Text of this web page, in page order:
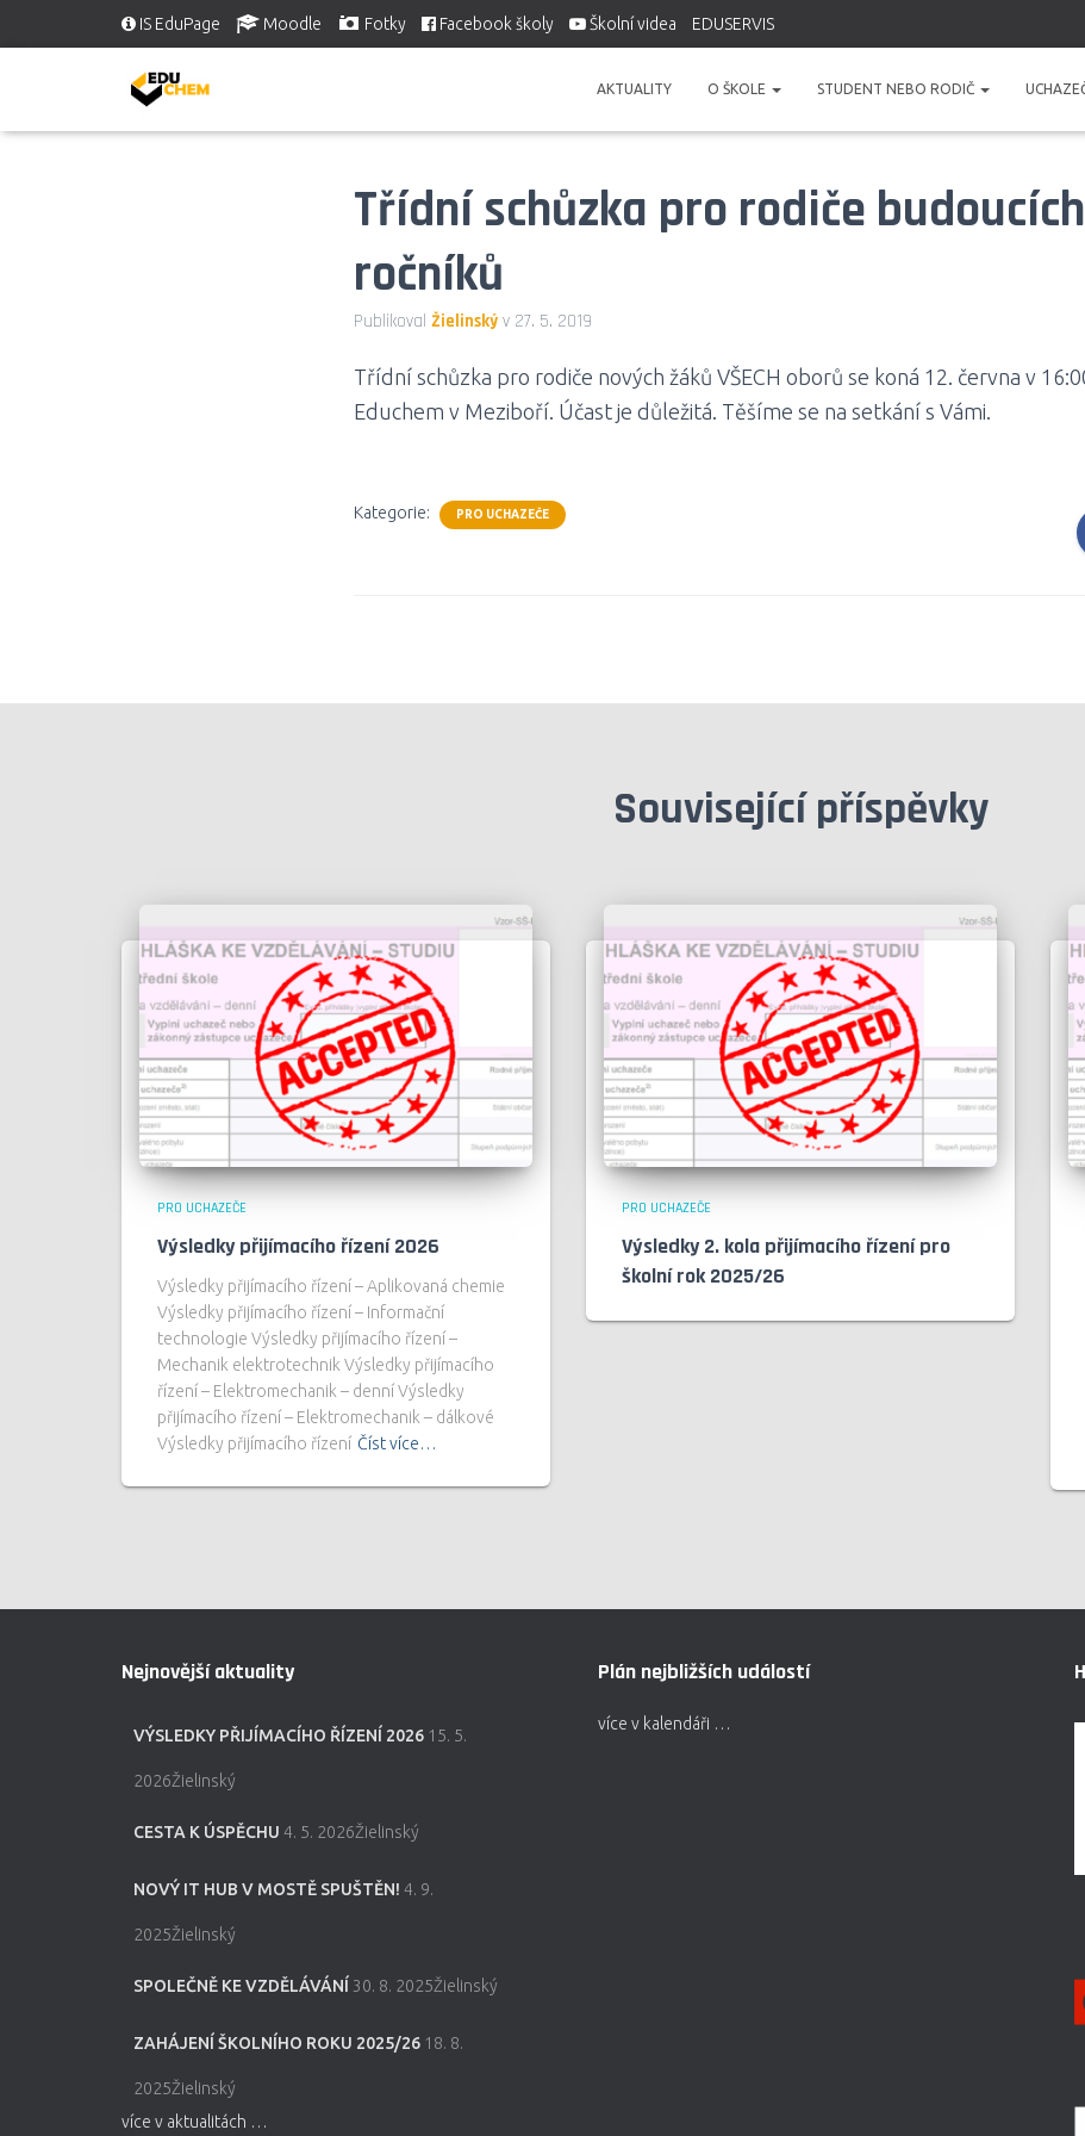
IS EduPage Moodle Fotky Facebook školy Školní videa EDUSERVIS
AKTUALITY O ŠKOLE STUDENT NEBO RODIČ
Třídní schůzka pro rodiče
ročníků
Publikoval Žielinský v 27. 5. 2019
Třídní schůzka pro rodiče nových žáků VŠECH oborů se koná 12. června v
Educhem v Meziboří. Účast je důležitá. Těšíme se na setkání s Vámi.
Kategorie: PRO UCHAZEČE
Související příspěvky
PRO UCHAZEČE
Výsledky přijímacího řízení 2026
Výsledky přijímacího řízení – Aplikovaná chemie
Výsledky přijímacího řízení – Informační
technologie Výsledky přijímacího řízení –
Mechanik elektrotechnik Výsledky přijímacího
řízení – Elektromechanik – denní Výsledky
přijímacího řízení – Elektromechanik – dálkové
Výsledky přijímacího řízení Číst více…
PRO UCHAZEČE
Výsledky 2. kola přijímacího řízení pro
školní rok 2025/26
Nejnovější aktuality
VÝSLEDKY PŘIJÍMACÍHO ŘÍZENÍ 2026 15. 5.
2026Žielinský
CESTA K ÚSPĚCHU 4. 5. 2026Žielinský
NOVÝ IT HUB V MOSTĚ SPUŠTĚN! 4. 9.
2025Žielinský
SPOLEČNĚ KE VZDĚLÁVÁNÍ 30. 8. 2025Žielinský
ZAHÁJENÍ ŠKOLNÍHO ROKU 2025/26 18. 8.
2025Žielinský
více v aktualitách …
Plán nejbližších událostí
více v kalendáři …